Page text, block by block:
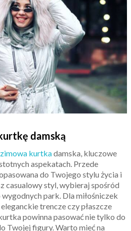
damską
zimowa kurtkadamska, kluczowe
aspekatach. Przede
do Twojego stylu życia i
casualowy styl, wybieraj spośród
park. Dla miłośniczek
trencze czy płaszcze
powinna pasować nie tylko do
Twojej figury. Warto mieć na